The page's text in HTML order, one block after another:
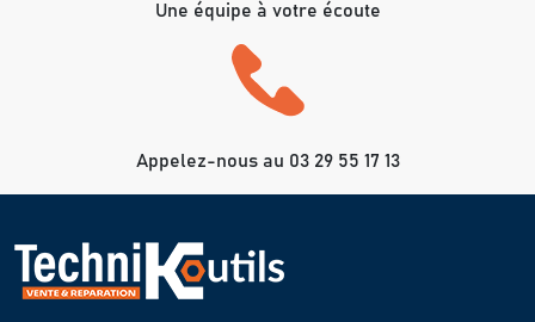
Une équipe à votre écoute
Appelez-nous au 03 29 55 17 13